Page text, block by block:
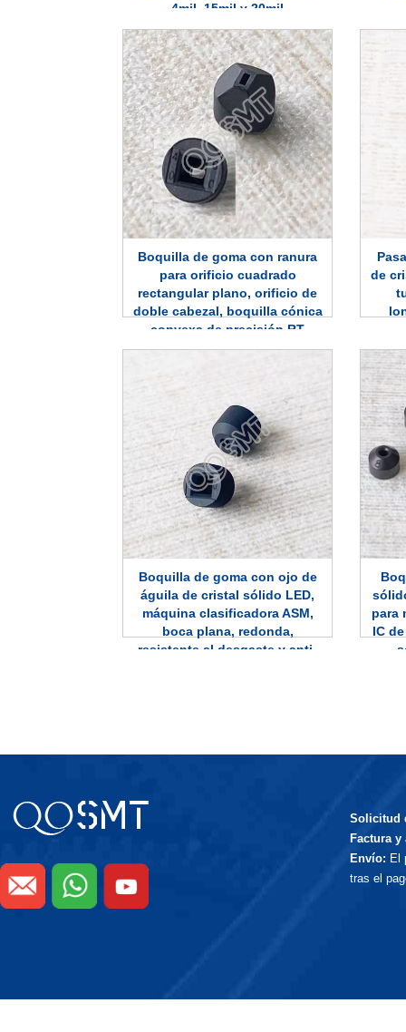
4mil, 15mil y 20mil
Boquilla de goma con ranura
para orificio cuadrado
rectangular plano, orificio de
doble cabezal, boquilla cónica
convexa de precisión RT
de
Boquilla de goma con ojo de
águila de cristal sólido LED,
máquina clasificadora ASM,
boca plana, redonda,
resistente al desgaste y anti-
para
IC
Solicitud
Factura y
Envío: El
tras el